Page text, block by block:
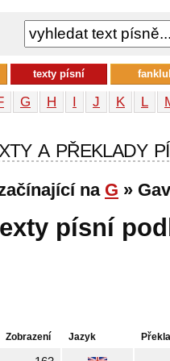
G H I J K L
a překlady
na G »
písní
Zobrazení Jazyk
texty písní